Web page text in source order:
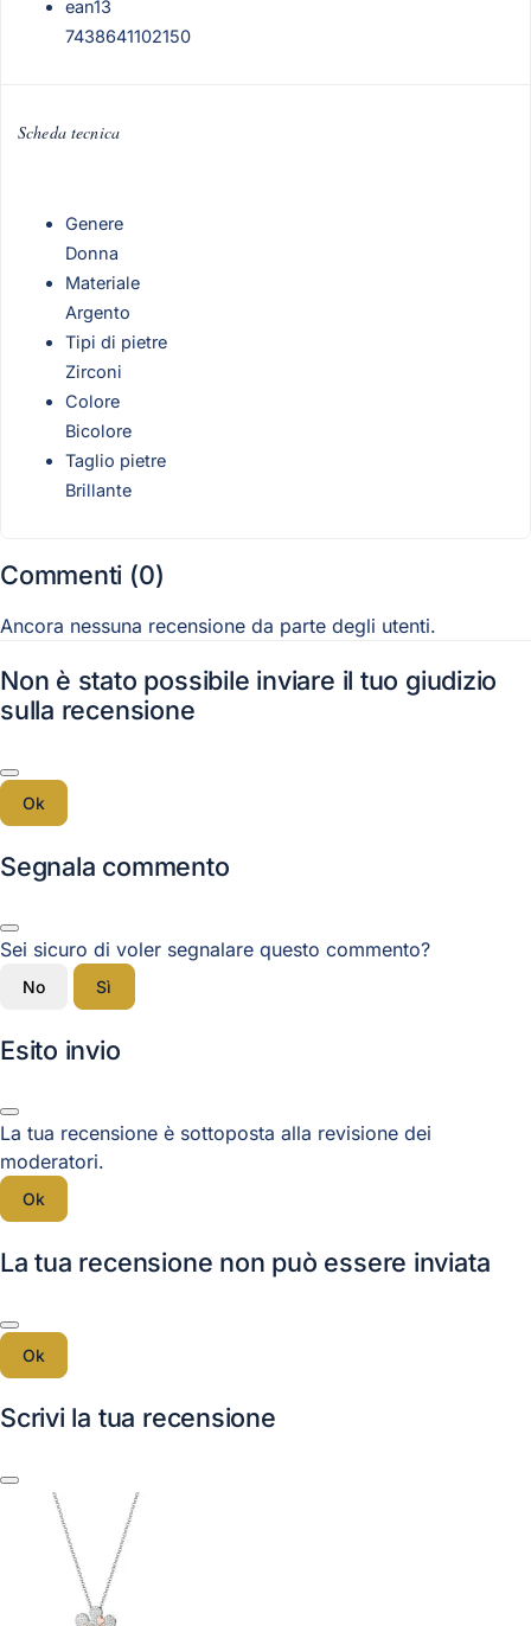
ean13
7438641102150
Scheda tecnica
Genere
Donna
Materiale
Argento
Tipi di pietre
Zirconi
Colore
Bicolore
Taglio pietre
Brillante
Commenti (0)
Ancora nessuna recensione da parte degli utenti.
Non è stato possibile inviare il tuo giudizio
sulla recensione
Ok
Segnala commento
Sei sicuro di voler segnalare questo commento?
No Sì
Esito invio
La tua recensione è sottoposta alla revisione dei
moderatori.
Ok
La tua recensione non può essere inviata
Ok
Scrivi la tua recensione